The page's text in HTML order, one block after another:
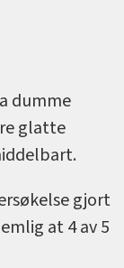
dumme
glatte
gjort
at 4 av 5